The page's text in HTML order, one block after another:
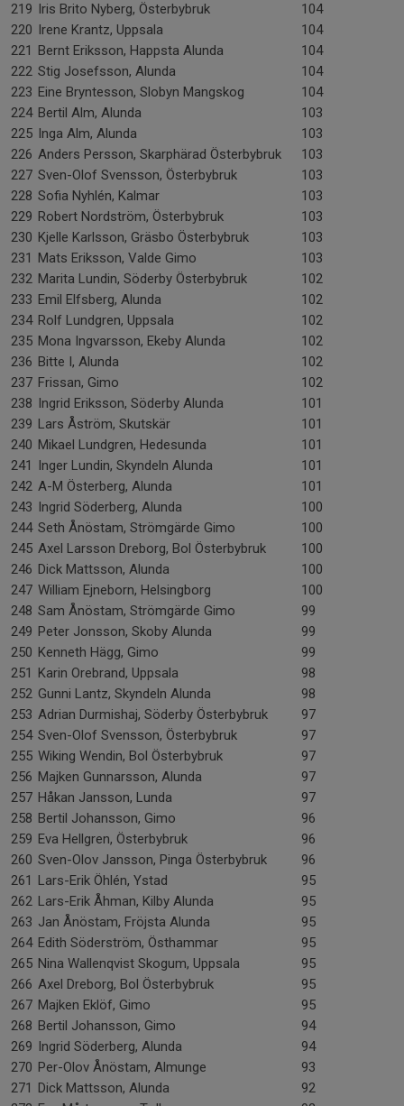
219 Iris Brito Nyberg, Österbybruk
104
220 Irene Krantz, Uppsala
104
221 Bernt Eriksson, Happsta Alunda
104
222 Stig Josefsson, Alunda
104
223 Eine Bryntesson, Slobyn Mangskog
104
224 Bertil Alm, Alunda
103
225 Inga Alm, Alunda
103
226 Anders Persson, Skarphärad Österbybruk
103
227 Sven-Olof Svensson, Österbybruk
103
228 Sofia Nyhlén, Kalmar
103
229 Robert Nordström, Österbybruk
103
230 Kjelle Karlsson, Gräsbo Österbybruk
103
231 Mats Eriksson, Valde Gimo
103
232 Marita Lundin, Söderby Österbybruk
102
233 Emil Elfsberg, Alunda
102
234 Rolf Lundgren, Uppsala
102
235 Mona Ingvarsson, Ekeby Alunda
102
236 Bitte I, Alunda
102
237 Frissan, Gimo
102
238 Ingrid Eriksson, Söderby Alunda
101
239 Lars Åström, Skutskär
101
240 Mikael Lundgren, Hedesunda
101
241 Inger Lundin, Skyndeln Alunda
101
242 A-M Österberg, Alunda
101
243 Ingrid Söderberg, Alunda
100
244 Seth Ånöstam, Strömgärde Gimo
100
245 Axel Larsson Dreborg, Bol Österbybruk
100
246 Dick Mattsson, Alunda
100
247 William Ejneborn, Helsingborg
100
248 Sam Ånöstam, Strömgärde Gimo
99
249 Peter Jonsson, Skoby Alunda
99
250 Kenneth Hägg, Gimo
99
251 Karin Orebrand, Uppsala
98
252 Gunni Lantz, Skyndeln Alunda
98
253 Adrian Durmishaj, Söderby Österbybruk
97
254 Sven-Olof Svensson, Österbybruk
97
255 Wiking Wendin, Bol Österbybruk
97
256 Majken Gunnarsson, Alunda
97
257 Håkan Jansson, Lunda
97
258 Bertil Johansson, Gimo
96
259 Eva Hellgren, Österbybruk
96
260 Sven-Olov Jansson, Pinga Österbybruk
96
261 Lars-Erik Öhlén, Ystad
95
262 Lars-Erik Åhman, Kilby Alunda
95
263 Jan Ånöstam, Fröjsta Alunda
95
264 Edith Söderström, Östhammar
95
265 Nina Wallenqvist Skogum, Uppsala
95
266 Axel Dreborg, Bol Österbybruk
95
267 Majken Eklöf, Gimo
95
268 Bertil Johansson, Gimo
94
269 Ingrid Söderberg, Alunda
94
270 Per-Olov Ånöstam, Almunge
93
271 Dick Mattsson, Alunda
92